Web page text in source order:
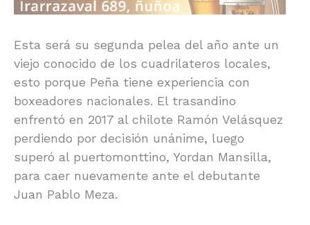
Esta será su segunda pelea del año ante un
viejo conocido de los cuadrilateros locales,
esto porque Peña tiene experiencia con
boxeadores nacionales. El trasandino
enfrentó en 2017 al chilote Ramón Velásquez
perdiendo por decisión unánime, luego
superó al puertomonttino, Yordan Mansilla,
para caer nuevamente ante el debutante
Juan Pablo Meza.